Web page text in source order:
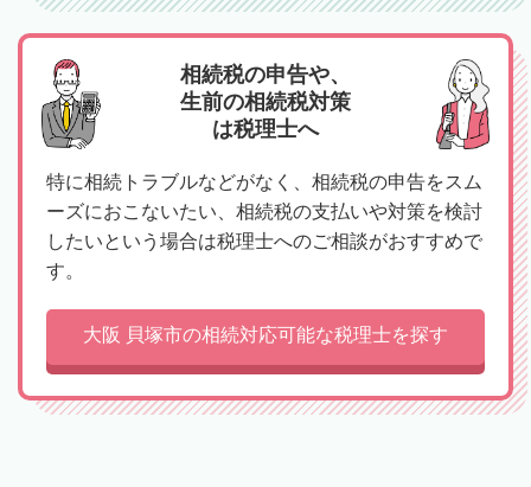
相続税の申告や、
生前の相続税対策
は税理士へ
特に相続トラブルなどがなく、相続税の申告をスム
ーズにおこないたい、相続税の支払いや対策を検討
したいという場合は税理士へのご相談がおすすめで
す。
大阪 貝塚市の相続対応可能な税理士を探す